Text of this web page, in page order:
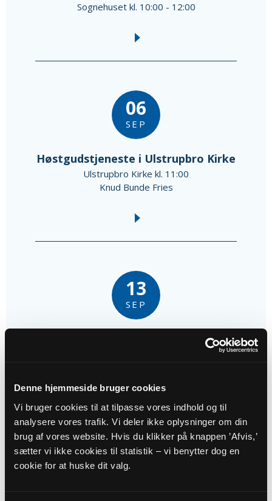
Denne hjemmeside bruger cookies
Vi bruger cookies til at tilpasse vores indhold og til
analysere vores trafik. Vi deler ikke oplysninger om din
brug af vores website. Hvis du klikker på knappen ’Afvis,’
sætter vi ikke cookies til statistik – vi benytter dog en
cookie for at huske dit valg.
Sognehuset kl. 10:00 - 12:00
06
SEP
Høstgudstjeneste i Ulstrupbro Kirke
Ulstrupbro Kirke kl. 11:00
Knud Bunde Fries
13
SEP
Gudstjeneste i V. Velling Kirke
20